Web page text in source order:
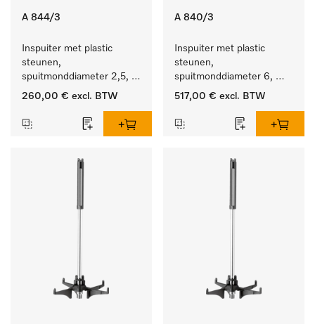
A 844/3
Inspuiter met plastic
steunen,
spuitmonddiameter 2,5,
lengte 80 mm, 20 stuks.
260,00 € excl. BTW
A 840/3
Inspuiter met plastic
steunen,
spuitmonddiameter 6,
lengte 130 mm, 20 stuks.
517,00 € excl. BTW